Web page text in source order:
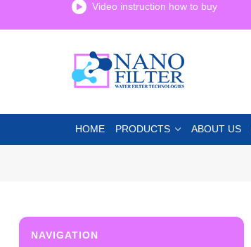
Video instruction how to buy
HOME PRODUCTS ABOUT US
NAVIGATION